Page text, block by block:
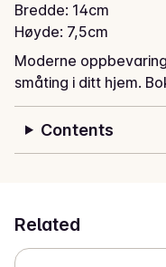
Bredde: 14cm
Høyde: 7,5cm
Moderne
småting i ditt hjem.
oppbevaring av alt
kjøkkenskuffen og
kvalitet som er enkelt
maskinvask eller
Contents
Related